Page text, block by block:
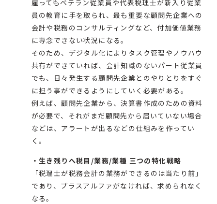
雇ってもベテラン従業員や代表税理士が新入り従業
員の教育に手を取られ、最も重要な顧問先企業への
会計や税務のコンサルティングなど、付加価値業務
に専念できない状況になる。
そのため、デジタル化によりタスク管理やノウハウ
共有ができていれば、会計知識のないパート従業員
でも、日々発生する顧問先企業とのやりとりをすぐ
に担う事ができるようにしていく必要がある。
例えば、顧問先企業から、決算書作成のための資料
が必要で、それがまだ顧問先から届いていない場合
などは、アラートが出るなどの仕組みを作ってい
く。
・生き残りへ税目/業務/業種 三つの特化戦略
「税理士が税務会計の業務ができるのは当たり前」
であり、プラスアルファがなければ、求められなく
なる。